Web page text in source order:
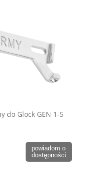
do Glock GEN 1-5
powiadom o
dostępności